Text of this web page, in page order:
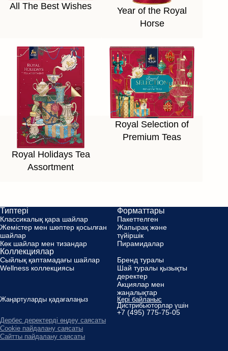
All The Best Wishes
Year of the Royal
Horse
Royal Holidays Tea
Assortment
Royal Selection of
Premium Teas
Кері байланыс
Дистрибьюторлар үшін
+7 (495) 775-75-05
Жаңартуларды қадағалаңыз
Типтері
Классикалық қара шайлар
Жемістер мен шөптер қосылған
шайлар
Көк шайлар мен тизандар
Форматтары
Пакеттелген
Жапырақ және
түйіршік
Пирамидалар
Коллекциялар
Сыйлық қаптамадағы шайлар
Wellness коллекциясы
Бренд туралы
Шай туралы қызықты
деректер
Aкциялар мен
жаңалықтар
Дербес деректерді өңдеу саясаты
Cookie пайдалану саясаты
Сайтты пайдалану саясаты